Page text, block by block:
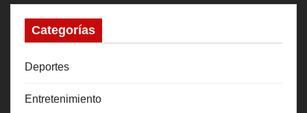
Categorías
Deportes
Entretenimiento